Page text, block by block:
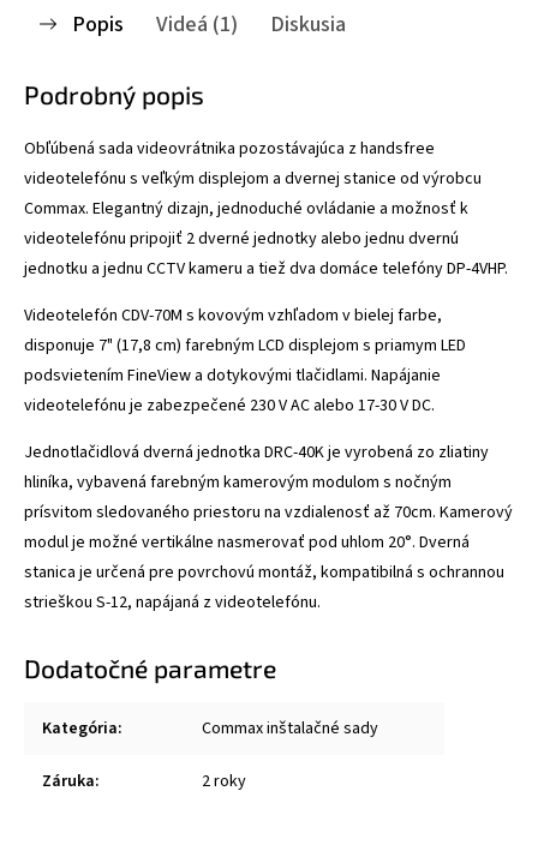
Popis Videá (1) Diskusia
Podrobný popis
Obľúbená sada videovrátnika pozostávajúca z handsfree
videotelefónu s veľkým displejom a dvernej stanice od výrobcu
Commax. Elegantný dizajn, jednoduché ovládanie a možnosť k
videotelefónu pripojiť 2 dverné jednotky alebo jednu dvernú
jednotku a jednu CCTV kameru a tiež dva domáce telefónyDP-4VHP.
Videotelefón CDV-70M s kovovým vzhľadom v bielej farbe,
disponuje 7" (17,8 cm) farebným LCD displejom s priamym LED
podsvietením FineView a dotykovými tlačidlami. Napájanie
videotelefónu je zabezpečené 230 V AC alebo 17-30 V DC.
Jednotlačidlová dverná jednotka DRC-40Kje vyrobená zo zliatiny
hliníka, vybavená farebným kamerovým modulom s nočným
prísvitom sledovaného priestoru na vzdialenosť až 70cm. Kamerový
modul je možné vertikálne nasmerovať pod uhlom 20°. Dverná
stanica je určená pre povrchovú montáž, kompatibilná s ochrannou
strieškou S-12, napájaná z videotelefónu.
Dodatočné parametre
Kategória: Commax inštalačné sady
Záruka: 2 roky